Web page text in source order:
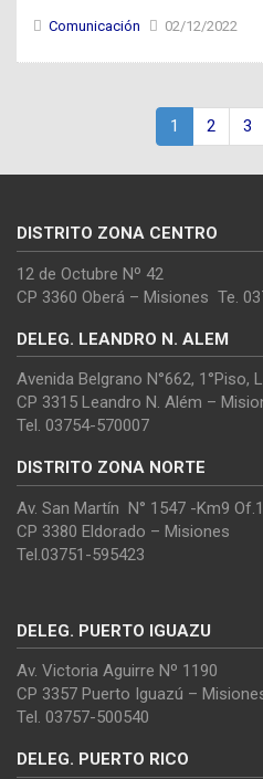
Comunicación 02/12/2022
1 2 3
DISTRITO ZONA CENTRO
12 de Octubre Nº 42
CP 3360 Oberá – Misiones Te.
DELEG. LEANDRO N. ALEM
Avenida Belgrano N°662, 1°Piso,
CP 3315 Leandro N. Além –
Tel. 03754-570007
DISTRITO ZONA NORTE
Av. San Martín N° 1547 -Km9
CP 3380 Eldorado – Misiones
Tel.03751-595423
DELEG. PUERTO IGUAZU
Av. Victoria Aguirre Nº 1190
CP 3357 Puerto Iguazú –
Tel. 03757-500540
DELEG. PUERTO RICO